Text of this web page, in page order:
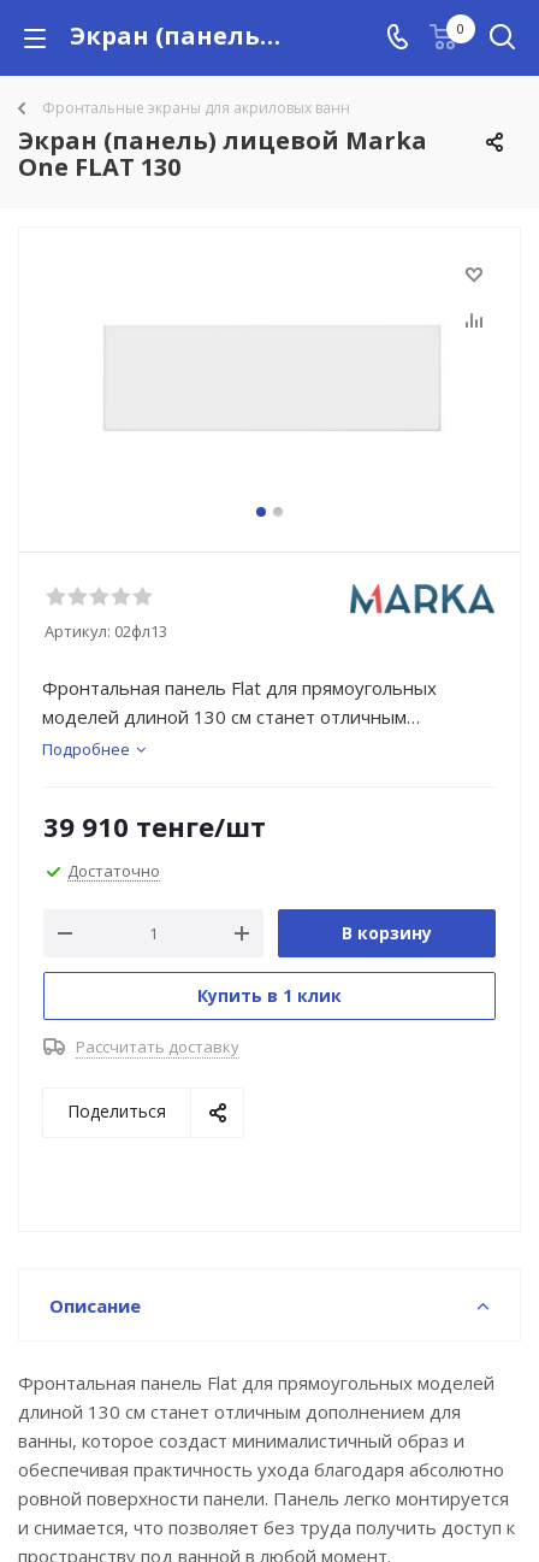
Экран (панель) лицевой Marka One FLAT 130 купить в Алматы с доставкой по Казахстану, цены 0
Фронтальные экраны для акриловых ванн
Экран (панель) лицевой Marka
One FLAT 130
Артикул: 02фл13
Фронтальная панель Flat для прямоугольных
моделей длиной 130 см станет отличным
дополнением для ванны, которое создаст
поверхности панели. Панель легко монтируется и
снимается, что позволяет без труда получить
Подробнее
39 910 тенге/шт
Достаточно
В корзину
Купить в 1 клик
Рассчитать доставку
Поделиться
Описание
Фронтальная панель Flat для прямоугольных моделей
длиной 130 см станет отличным дополнением для
ванны, которое создаст минималистичный образ и
обеспечивая практичность ухода благодаря абсолютно
ровной поверхности панели. Панель легко монтируется
и снимается, что позволяет без труда получить доступ к
пространству под ванной в любой момент.